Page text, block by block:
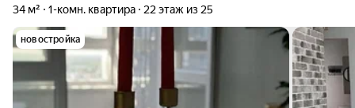
34 м² 1-комн. квартира 22 этаж из 25
новостройка